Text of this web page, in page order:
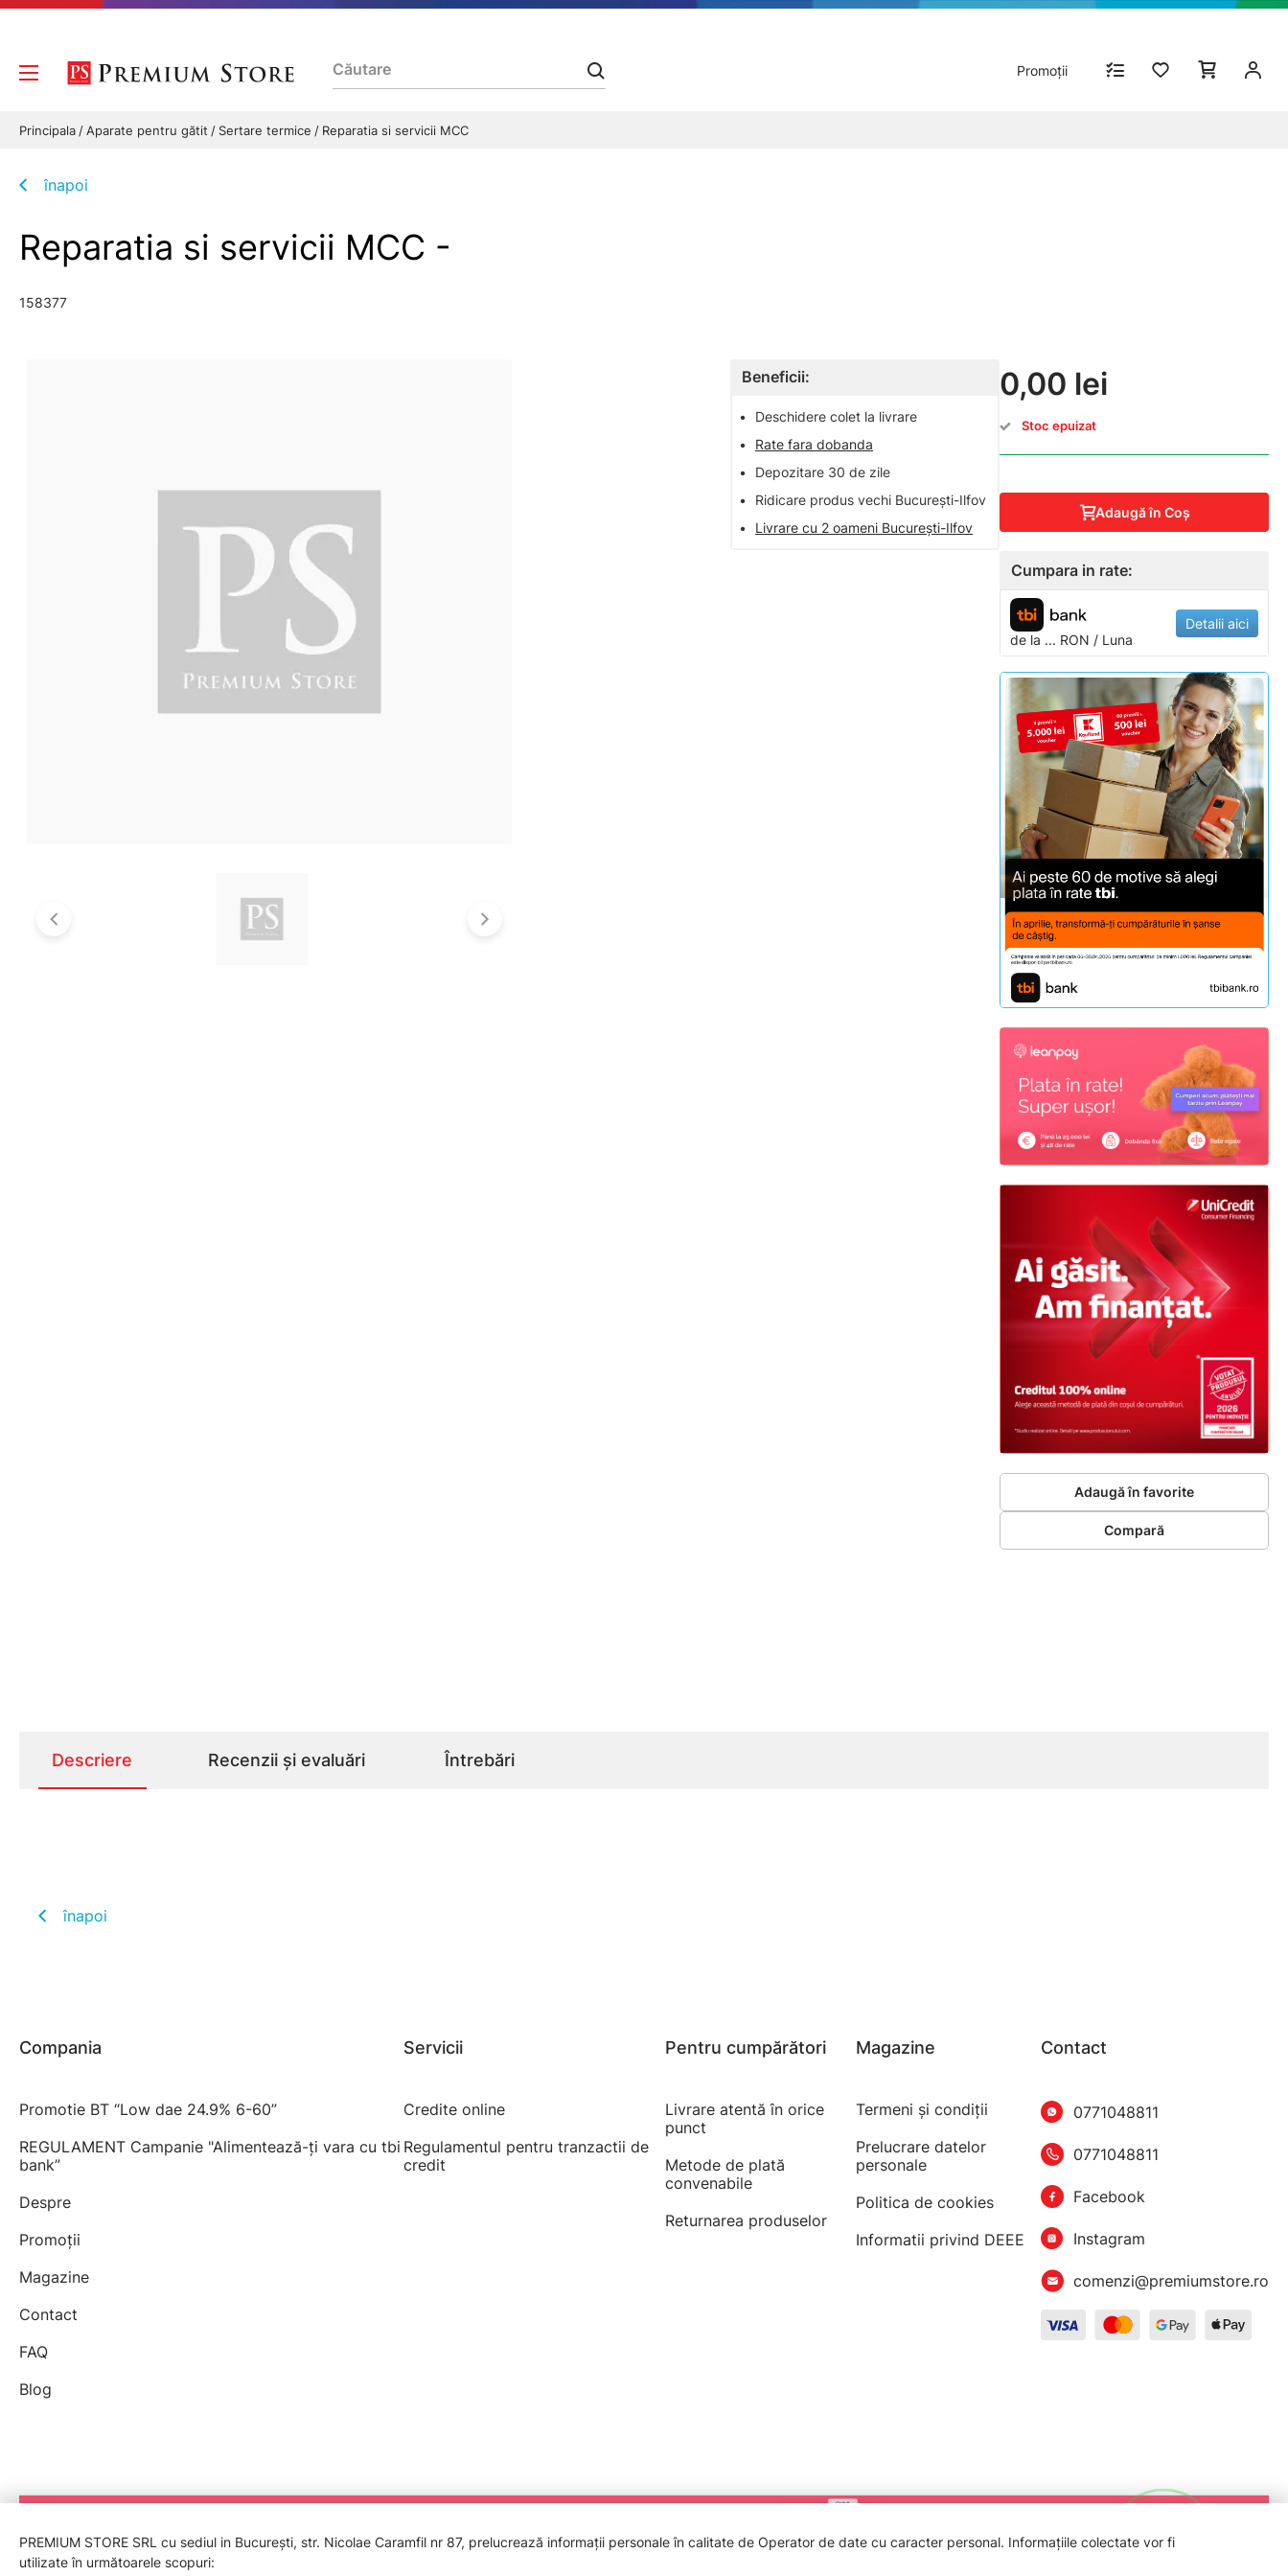
Promoții
Principala Aparate pentru gătit Sertare termice Reparatia si servicii MCC
înapoi
Reparatia si servicii MCC -
158377
Beneficii:
•
Deschidere colet la livrare
•
Rate fara dobanda
•
Depozitare 30 de zile
•
Ridicare produs vechi București-Ilfov
•
Livrare cu 2 oameni București-Ilfov
0,00 lei
Stoc epuizat
Adaugă în Coş
Cumpara in rate:
de la ... RON / Luna
Detalii aici
Adaugă în favorite
Compară
Descriere Recenzii și evaluări Întrebări
înapoi
Compania
Promotie BT “Low dae 24.9% 6-60”
REGULAMENT Campanie "Alimentează-ți vara cu tbi
bank”
Despre
Promoții
Magazine
Contact
FAQ
Blog
Servicii
Credite online
Regulamentul pentru tranzactii de
credit
Pentru cumpărători
Livrare atentă în orice
punct
Metode de plată
convenabile
Returnarea produselor
Magazine
Termeni şi condiţii
Prelucrare datelor
personale
Politica de cookies
Informatii privind DEEE
Contact
0771048811
0771048811
Facebook
Instagram
comenzi@premiumstore.ro
PREMIUM STORE SRL cu sediul in București, str. Nicolae Caramfil nr 87, prelucrează informații personale în calitate de Operator de date cu caracter personal. Informațiile colectate vor fi
utilizate în următoarele scopuri: